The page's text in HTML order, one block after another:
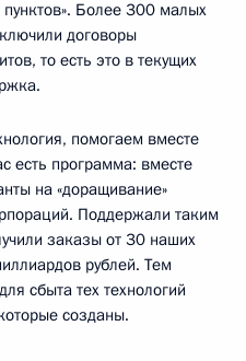
Более 300 малых
договоры
то есть это в текущих
помогаем вместе
есть программа: вместе
на «доращивание»
Поддержали таким
заказы от 30 наших
рублей. Тем
сбыта тех технологий
созданы.